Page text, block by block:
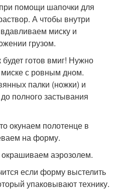
помощи шапочки для
А чтобы внутри
миску и
грузом.
готов вмиг! Нужно
миске с ровным дном.
палки (ножки) и
полного застывания
окунаем полотенце в
на форму.
аэрозолем.
если форму выстелить
упаковывают технику.